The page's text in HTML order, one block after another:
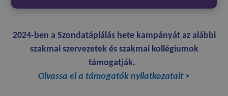
2024-ben a Szondatáplálás hete kampányát az alábbi
szakmai szervezetek és szakmai kollégiumok
támogatják.
Olvassa el a támogatók nyilatkozatait >